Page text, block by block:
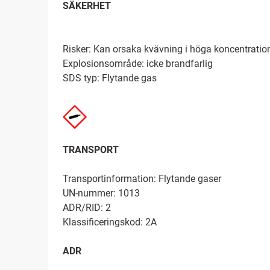
SÄKERHET
Risker: Kan orsaka kvävning i höga
Explosionsområde: icke brandfarlig
SDS typ: Flytande gas
TRANSPORT
Transportinformation: Flytande gaser
UN-nummer: 1013
ADR/RID: 2
Klassificeringskod: 2A
ADR